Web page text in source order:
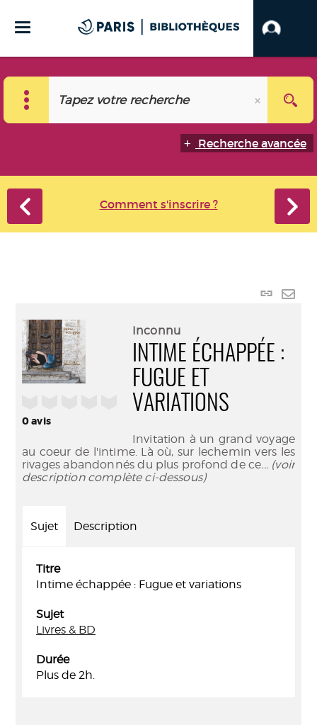
Recherche avancée
Comment s'inscrire ?
Lien
0avis
Inconnu
INTIME ÉCHAPPÉE :
FUGUE ET
VARIATIONS
Invitation à un grand voyage
au coeur de l'intime. Là où, sur lechemin vers les
rivages abandonnés du plus profond de ce... (voir
description complète ci-dessous)
Sujet Description
Titre
Intime échappée : Fugue et variations
Sujet
Livres & BD
Durée
Plus de 2h.